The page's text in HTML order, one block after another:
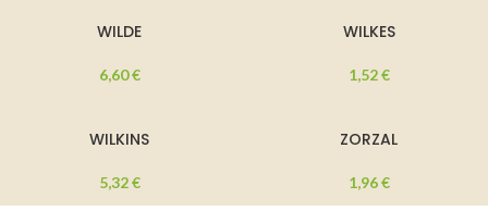
WILDE
6,60€
WILKES
1,52€
WILKINS
5,32€
ZORZAL
1,96€